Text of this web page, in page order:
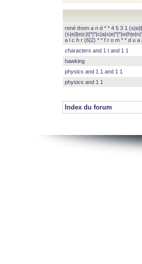
rené thom a n d * * 4 5 3 1
a l c h r (6|2) * * f r o m * * d u a
characters and 1 t and 1 1
hawking
physics and 1 1 and 1 1
physics and 1 1
Index du forum